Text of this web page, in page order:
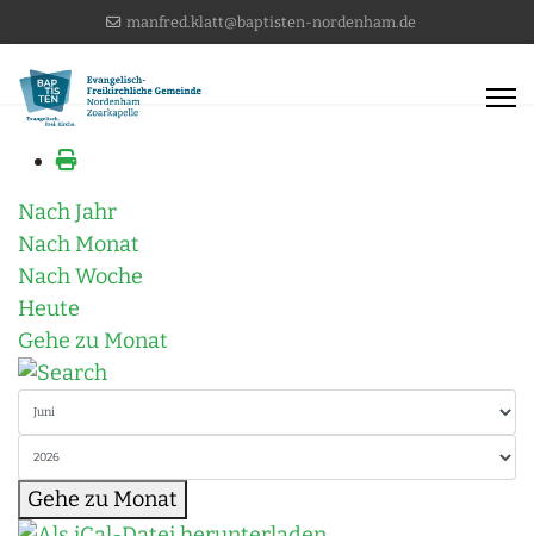
manfred.klatt@baptisten-nordenham.de
Nach Jahr
Nach Monat
Nach Woche
Heute
Gehe zu Monat
Gehe zu Monat